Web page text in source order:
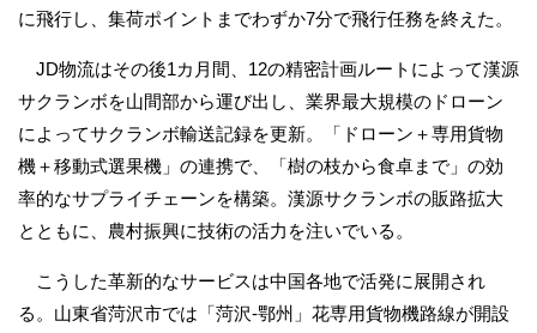
に飛行し、集荷ポイントまでわずか7分で飛行任務を終えた。
JD物流はその後1カ月間、12の精密計画ルートによって漢源
サクランボを山間部から運び出し、業界最大規模のドローン
によってサクランボ輸送記録を更新。「ドローン＋専用貨物
機＋移動式選果機」の連携で、「樹の枝から食卓まで」の効
率的なサプライチェーンを構築。漢源サクランボの販路拡大
とともに、農村振興に技術の活力を注いでいる。
こうした革新的なサービスは中国各地で活発に展開され
る 。山東省菏沢市では「菏沢-鄂州」花専用貨物機路線が開設